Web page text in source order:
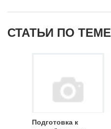
мероприятий
СТАТЬИ ПО ТЕМЕ
Подготовка к